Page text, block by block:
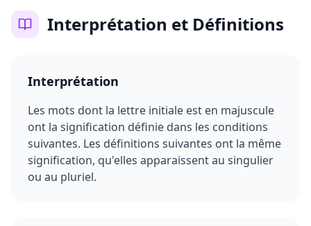
Interprétation et Définitions
Interprétation
Les mots dont la lettre initiale est en majuscule
ont la signification définie dans les conditions
suivantes. Les définitions suivantes ont la même
signification, qu'elles apparaissent au singulier
ou au pluriel.